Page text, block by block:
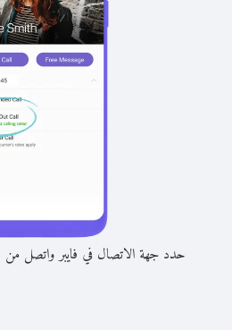
حدد جهة الاتصال في فايبر واتصل من